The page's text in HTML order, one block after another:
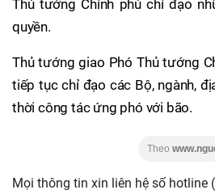
Thủ tướng Chính phủ chỉ đạo
quyền.
Thủ tướng giao Phó Thủ tướng
tiếp tục chỉ đạo các Bộ, ngành,
thời công tác ứng phó với bão.
Theo
Mọi thông tin xin liên hệ số hotline (